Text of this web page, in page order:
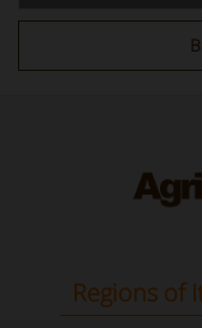
Regions of